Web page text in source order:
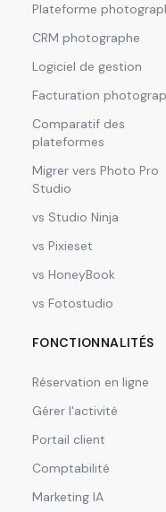
Plateforme
CRM photographe
Logiciel de gestion
Facturation
Comparatif des
plateformes
Migrer vers Photo Pro
Studio
vs Studio Ninja
vs Pixieset
vs HoneyBook
vs Fotostudio
FONCTIONNALITÉS
Réservation en ligne
Gérer l'activité
Portail client
Comptabilité
Marketing IA